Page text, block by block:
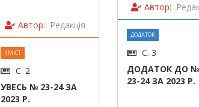
Автор: Редакція
ЗМІСТ
С. 2
УВЕСЬ № 23-24 ЗА
2023 Р.
Автор:
ДОДАТОК
С. 3
ДОДАТОК ДО №
23-24 ЗА 2023 Р.